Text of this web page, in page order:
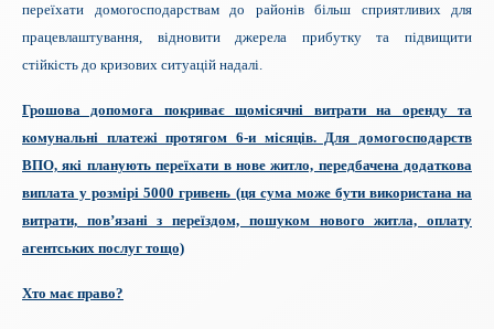
переїхати домогосподарствам до районів більш сприятливих для
працевлаштування, відновити джерела прибутку та підвищити
стійкість до кризових ситуацій надалі.
Грошова допомога покриває щомісячні витрати на оренду та
комунальні платежі протягом 6-и місяців. Для домогосподарств
ВПО, які планують переїхати в нове житло, передбачена додаткова
виплата у розмірі 5000 гривень (ця сума може бути використана на
витрати, пов’язані з переїздом, пошуком нового житла, оплату
агентських послуг тощо)
Хто має право?